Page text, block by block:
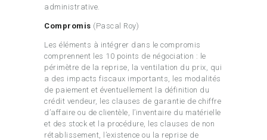
administrative.
Compromis (Pascal Roy)
Les éléments à intégrer dans le compromis
comprennent les 10 points de négociation : le
périmètre de la reprise, la ventilation du prix, qui
a des impacts fiscaux importants, les modalités
de paiement et éventuellement la définition du
crédit vendeur, les clauses de garantie de chiffre
d’affaire ou de clientèle, l’inventaire du matérielle
et des stock et la procédure, les clauses de non
rétablissement, l’existence ou la reprise de